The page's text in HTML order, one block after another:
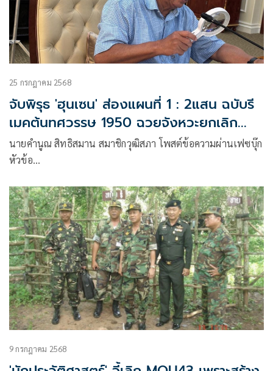
25 กรกฎาคม 2568
จับพิรุธ 'ฮุนเซน' ส่องแผนที่ 1 : 2แสน ฉบับรี
เมคต้นทศวรรษ 1950 ฉวยจังหวะยกเลิก
MOU 2543
นายคำนูณ สิทธิสมาน สมาชิกวุฒิสภา โพสต์ข้อความผ่านเฟซบุ๊ก
หัวข้อ
ฉบับรีเมคช่วงต้นทศวรรษ 1950 มีเนื้อหาดังนี้
9 กรกฎาคม 2568